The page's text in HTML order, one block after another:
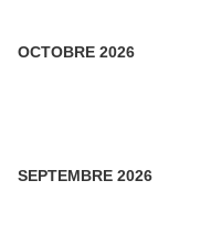
OCTOBRE 2026
SEPTEMBRE 2026